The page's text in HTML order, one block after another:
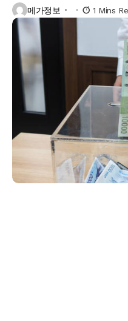
메가정보 1 Mins